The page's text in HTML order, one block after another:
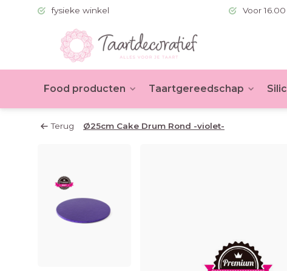
fysieke winkel Voor
Food producten Taartgereedschap
Terug Ø25cm Cake Drum Rond -violet-